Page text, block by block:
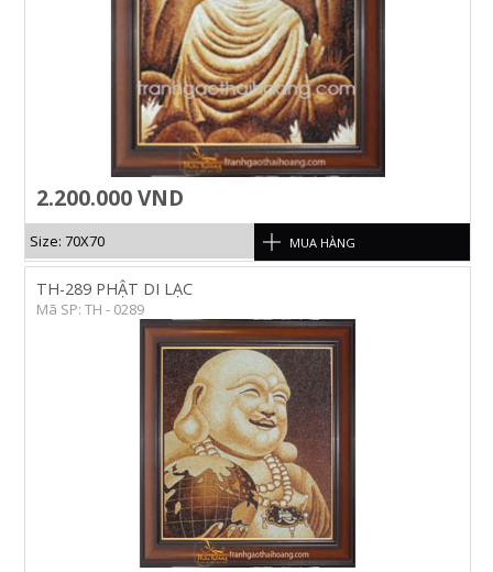
2.200.000 VND
Size: 70X70 MUA HÀNG
TH-289 PHẬT DI LẠC
Mã SP: TH - 0289